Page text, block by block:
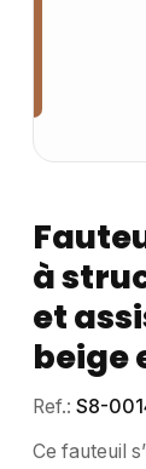
à
et
beige
Ref.: S8-
Ce fauteuil